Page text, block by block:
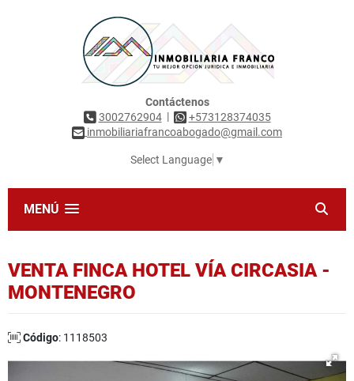
Contáctenos
3002762904|
+573128374035
inmobiliariafrancoabogado@gmail.com
Select Language ▼
MENÚ
VENTA FINCA HOTEL VÍA CIRCASIA -
MONTENEGRO
Código: 1118503